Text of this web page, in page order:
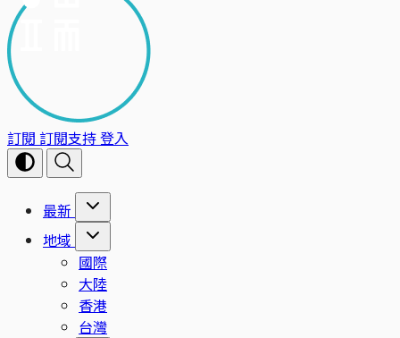
訂閱 訂閱支持登入
最新
地域
國際
大陸
香港
台灣